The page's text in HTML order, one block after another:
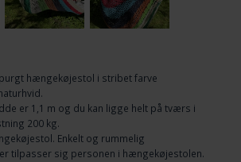
hængekøjestol i stribet farve
er 1,1 m og du kan ligge helt på tværs i
200 kg.
Enkelt og rummelig
tilpasser sig personen i hængekøjestolen.